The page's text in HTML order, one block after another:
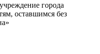
города
оставшимся без